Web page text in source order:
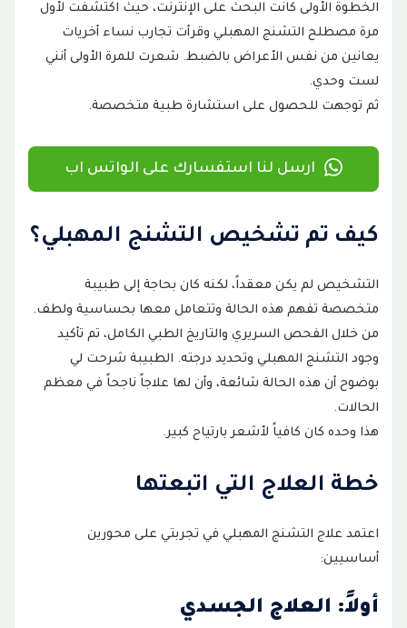
الخطوة الأولى كانت البحث على الإنترنت، حيث اكتشفت لأول
مرة مصطلح التشنج المهبلي وقرأت تجارب نساء أخريات
يعانين من نفس الأعراض بالضبط. شعرت للمرة الأولى أنني
لست وحدي.
ثم توجهت للحصول على استشارة طبية متخصصة.
ارسل لنا استفسارك على الواتس اب
كيف تم تشخيص التشنج المهبلي؟
التشخيص لم يكن معقداً، لكنه كان بحاجة إلى طبيبة
متخصصة تفهم هذه الحالة وتتعامل معها بحساسية ولطف.
من خلال الفحص السريري والتاريخ الطبي الكامل، تم تأكيد
وجود التشنج المهبلي وتحديد درجته. الطبيبة شرحت لي
بوضوح أن هذه الحالة شائعة، وأن لها علاجاً ناجحاً في معظم
الحالات.
هذا وحده كان كافياً لأشعر بارتياح كبير.
خطة العلاج التي اتبعتها
اعتمد علاج التشنج المهبلي في تجربتي على محورين
أساسيين:
أولاً: العلاج الجسدي